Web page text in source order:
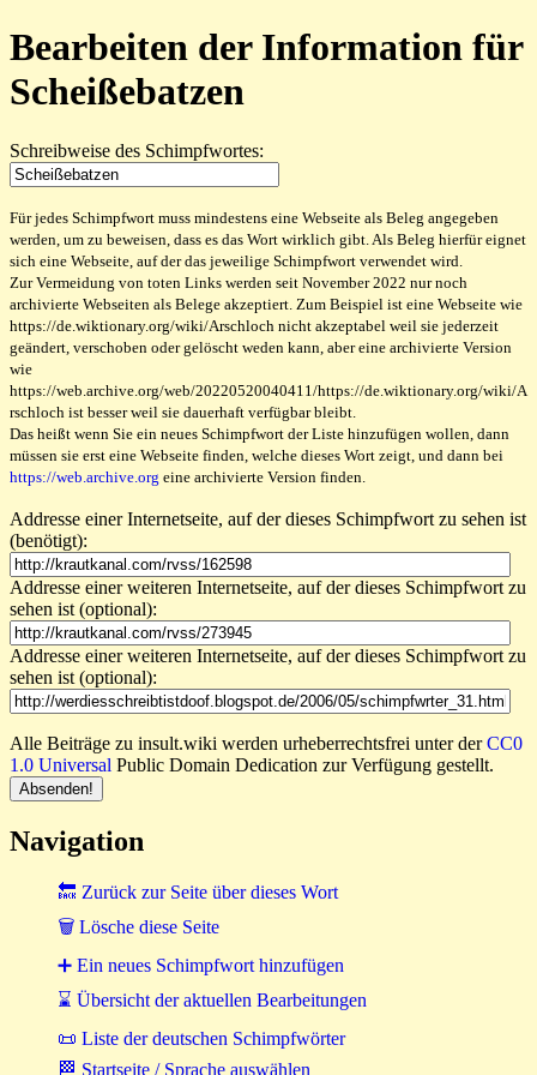
Bearbeiten der Information für
Scheißebatzen
Schreibweise des Schimpfwortes:
Für jedes Schimpfwort muss mindestens eine Webseite als Beleg angegeben
werden, um zu beweisen, dass es das Wort wirklich gibt. Als Beleg hierfür eignet
sich eine Webseite, auf der das jeweilige Schimpfwort verwendet wird.
Zur Vermeidung von toten Links werden seit November 2022 nur noch
archivierte Webseiten als Belege akzeptiert. Zum Beispiel ist eine Webseite wie
https://de.wiktionary.org/wiki/Arschloch nicht akzeptabel weil sie jederzeit
geändert, verschoben oder gelöscht weden kann, aber eine archivierte Version
wie
https://web.archive.org/web/20220520040411/https://de.wiktionary.org/wiki/A
rschloch ist besser weil sie dauerhaft verfügbar bleibt.
Das heißt wenn Sie ein neues Schimpfwort der Liste hinzufügen wollen, dann
müssen sie erst eine Webseite finden, welche dieses Wort zeigt, und dann bei
https://web.archive.org eine archivierte Version finden.
Addresse einer Internetseite, auf der dieses Schimpfwort zu sehen ist
(benötigt):
Addresse einer weiteren Internetseite, auf der dieses Schimpfwort zu
sehen ist (optional):
Addresse einer weiteren Internetseite, auf der dieses Schimpfwort zu
sehen ist (optional):
Alle Beiträge zu insult.wiki werden urheberrechtsfrei unter derCC0
1.0 Universal Public Domain Dedication zur Verfügung gestellt.
Navigation
🔙 Zurück zur Seite über dieses Wort
🗑 Lösche diese Seite
➕ Ein neues Schimpfwort hinzufügen
⌛ Übersicht der aktuellen Bearbeitungen
📜 Liste der deutschen Schimpfwörter
🏁 Startseite / Sprache auswählen